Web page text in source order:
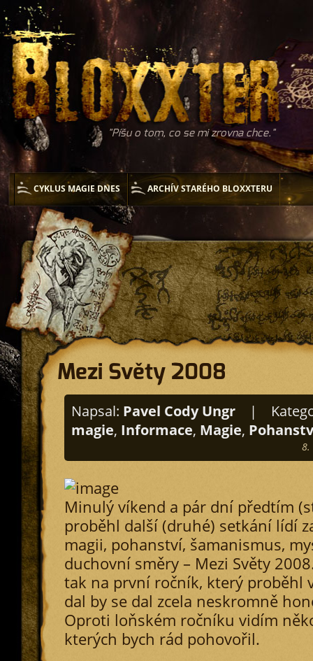
Píšu o tom, co se mi zrovna chce.
CYKLUS MAGIE DNES ARCHÍV STARÉHO BLOXXTERU
Mezi Světy 2008
Napsal: Pavel Cody Ungr |
magie, Informace, Magie,
8.
Minulý víkend a pár dní předtím
proběhl další (druhé) setkání lídí
magii, pohanství, šamanismus,
duchovní směry – Mezi Světy
tak na první ročník, který proběhl
dal by se dal zcela neskromně
Oproti loňském ročníku vidím
kterých bych rád pohovořil.